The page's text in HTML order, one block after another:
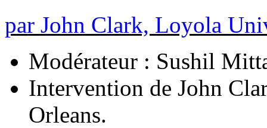
par John Clark, Loyola
Modérateur : Sushil
Intervention de John
Orleans.